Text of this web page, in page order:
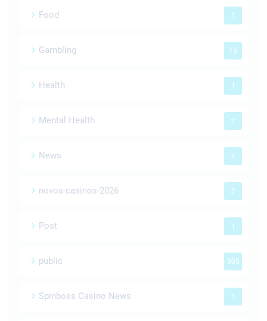
Food 1
Gambling 13
Health 1
Mental Health 2
News 4
novos-casinos-2026 2
Post 1
public 305
Spinboss Casino News 1